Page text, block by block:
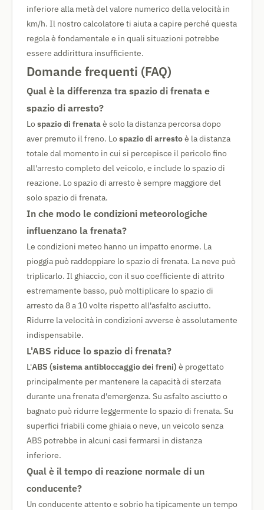
inferiore alla metà del valore numerico della velocità in
km/h. Il nostro calcolatore ti aiuta a capire perché questa
regola è fondamentale e in quali situazioni potrebbe
essere addirittura insufficiente.
Domande frequenti (FAQ)
Qual è la differenza tra spazio di frenata e
spazio di arresto?
Lospazio di frenataè solo la distanza percorsa dopo
aver premuto il freno. Lospazio di arrestoè la distanza
totale dal momento in cui si percepisce il pericolo fino
all'arresto completo del veicolo, e include lo spazio di
reazione. Lo spazio di arresto è sempre maggiore del
solo spazio di frenata.
In che modo le condizioni meteorologiche
influenzano la frenata?
Le condizioni meteo hanno un impatto enorme. La
pioggia può raddoppiare lo spazio di frenata. La neve può
triplicarlo. Il ghiaccio, con il suo coefficiente di attrito
estremamente basso, può moltiplicare lo spazio di
arresto da 8 a 10 volte rispetto all'asfalto asciutto.
Ridurre la velocità in condizioni avverse è assolutamente
indispensabile.
L'ABS riduce lo spazio di frenata?
L'ABS (sistema antibloccaggio dei freni) è progettato
principalmente per mantenere la capacità di sterzata
durante una frenata d'emergenza. Su asfalto asciutto o
bagnato può ridurre leggermente lo spazio di frenata. Su
superfici friabili come ghiaia o neve, un veicolo senza
ABS potrebbe in alcuni casi fermarsi in distanza
inferiore.
Qual è il tempo di reazione normale di un
conducente?
Un conducente attento e sobrio ha tipicamente un tempo